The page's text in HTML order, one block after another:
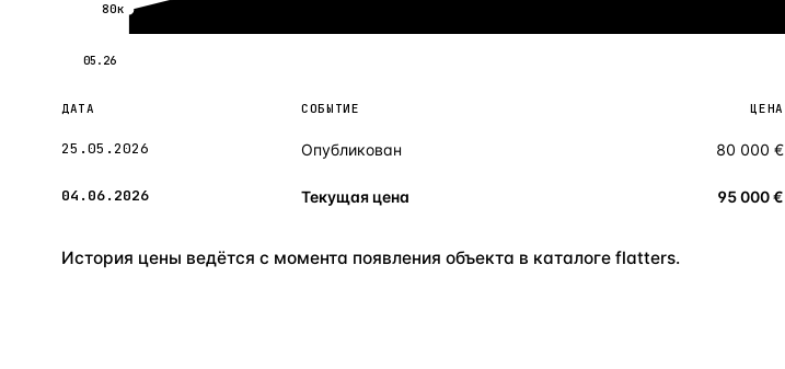
80к
05.26
ДАТА СОБЫТИЕ ЦЕНА
25.05.2026 Опубликован 80 000 €
04.06.2026 Текущая цена 95 000 €
История цены ведётся с момента появления объекта в каталоге flatters.